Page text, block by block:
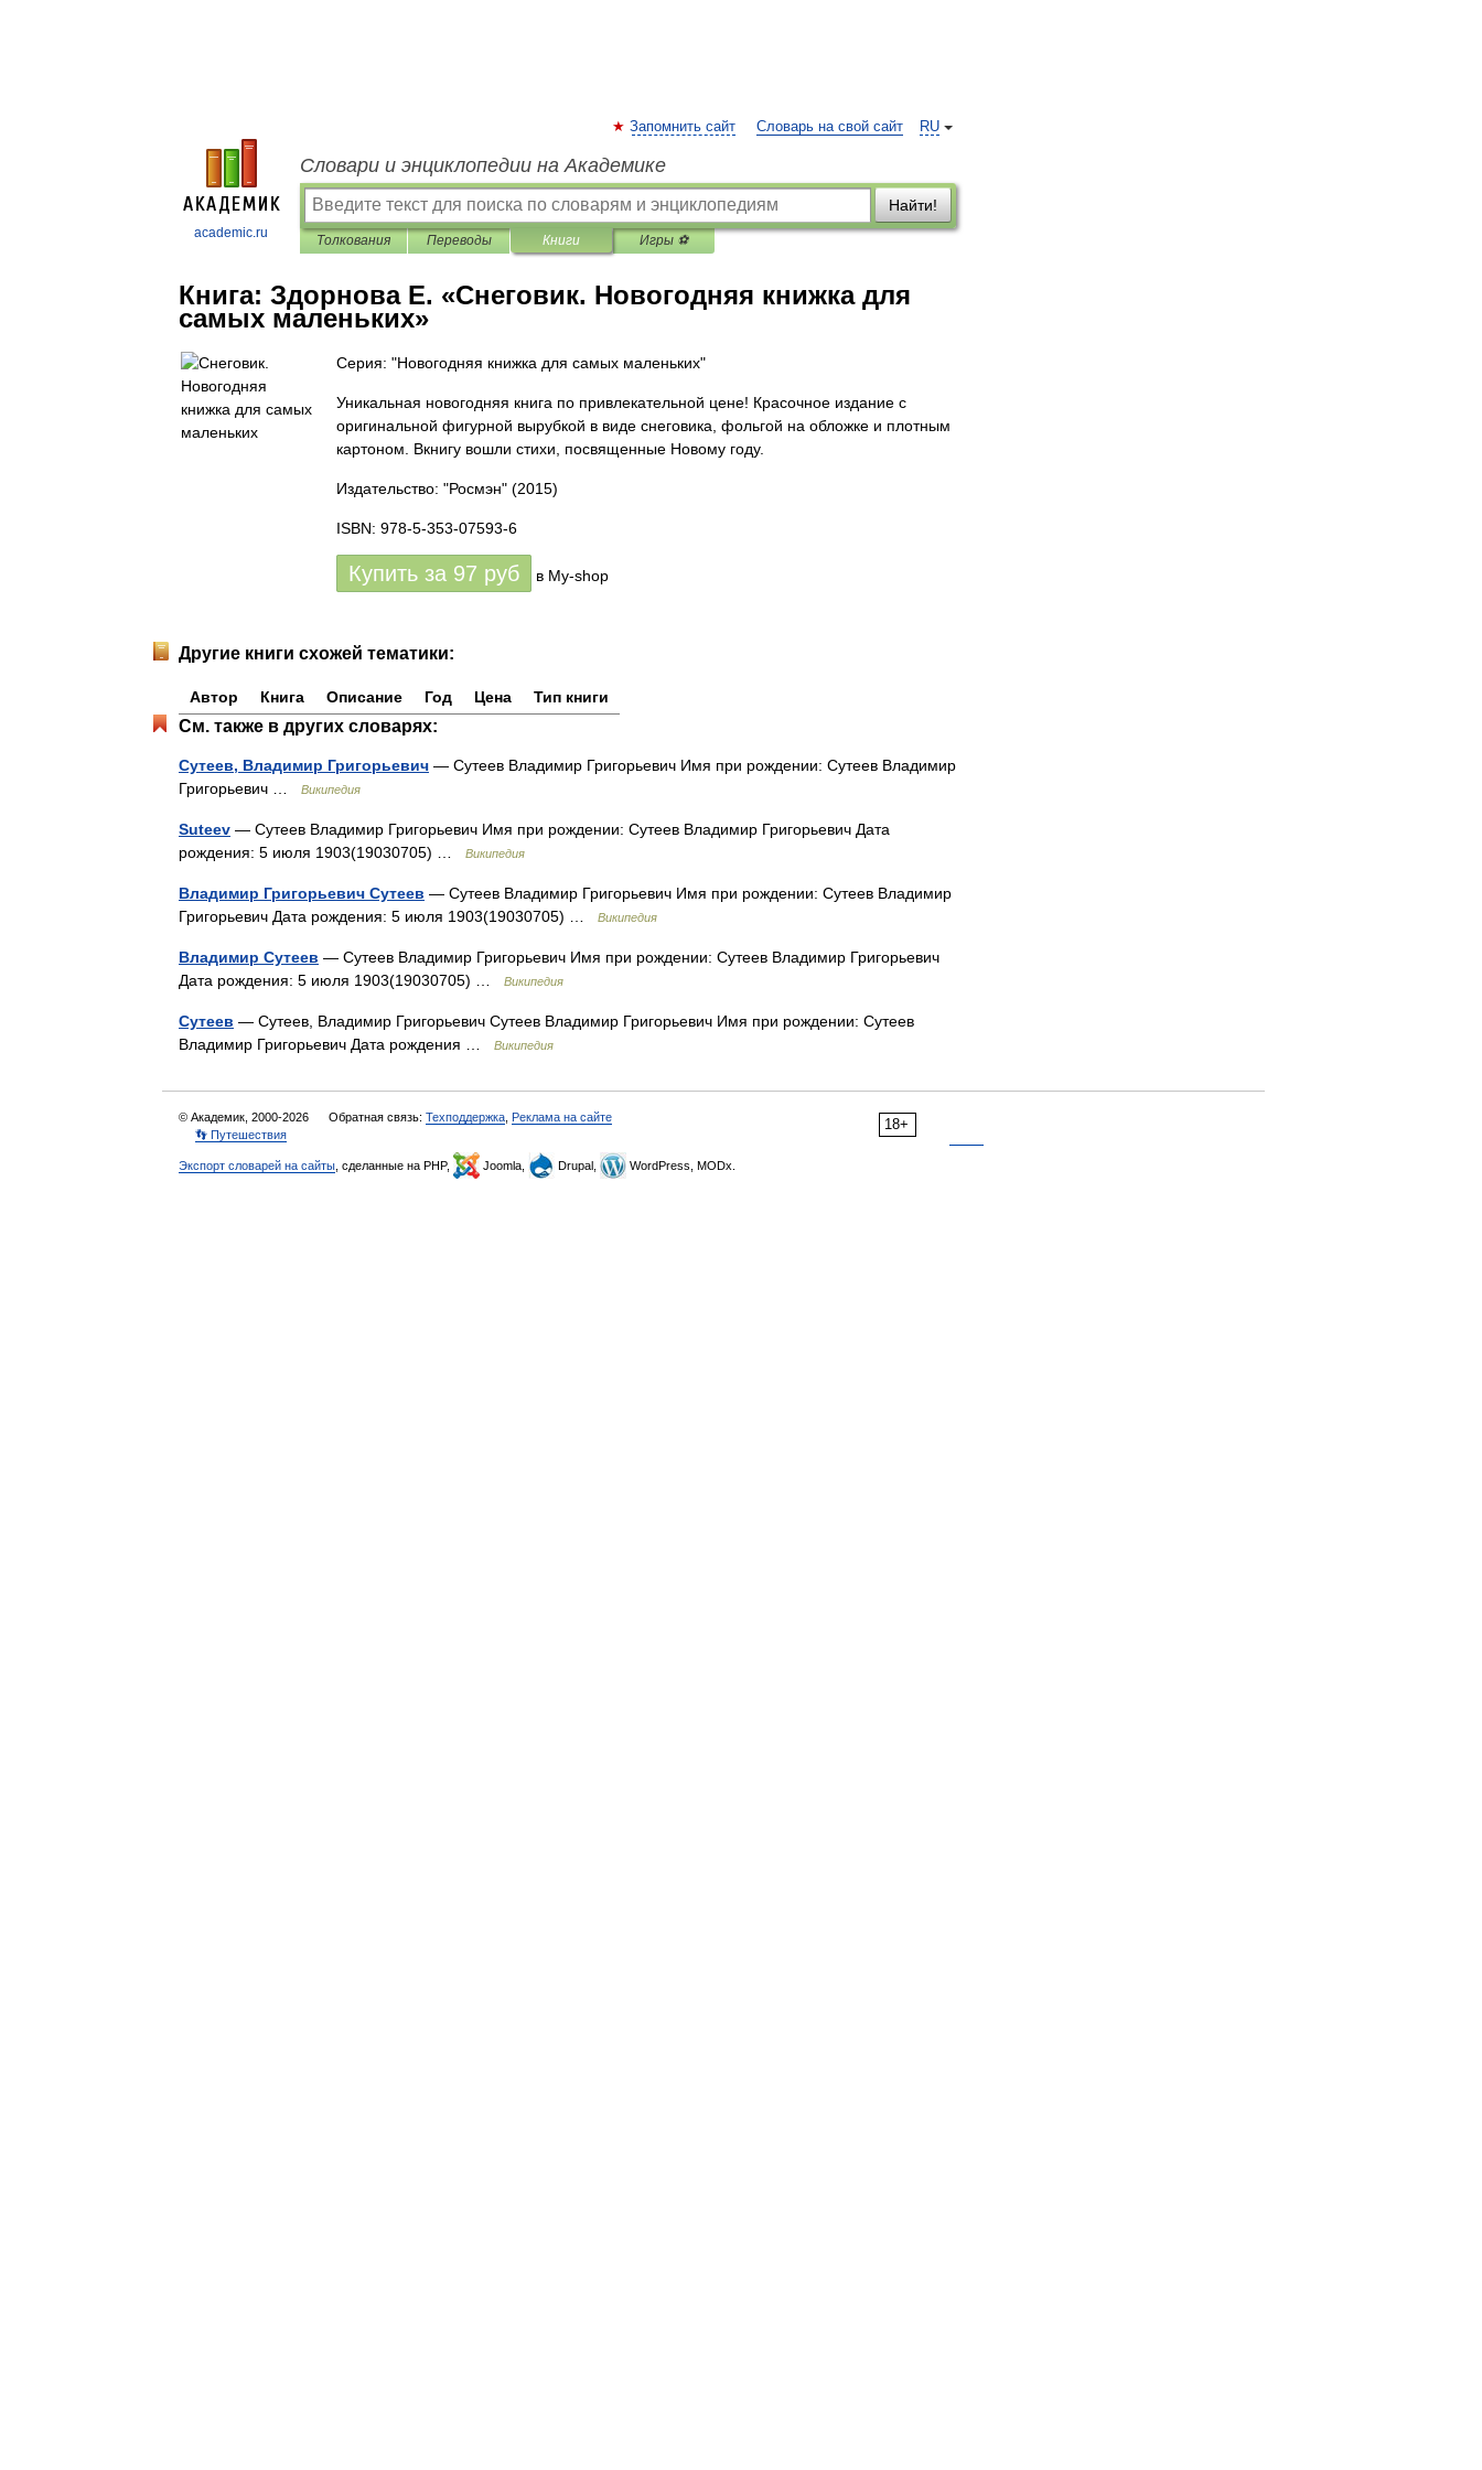
academic.ru
RU
Запомнить сайт Словарь на свой сайт
Словари и энциклопедии на Академике
Найти!
Толкования Переводы Книги Игры ⚽
Книга: Здорнова Е. «Снеговик. Новогодняя книжка для
самых маленьких»
Серия: "Новогодняя книжка для самых маленьких"
Уникальная новогодняя книга по привлекательной цене! Красочное издание с
оригинальной фигурной вырубкой в виде снеговика, фольгой на обложке и плотным
картоном. Вкнигу вошли стихи, посвященные Новому году.
Издательство: "Росмэн" (2015)
ISBN: 978-5-353-07593-6
Купить за 97 руб в My-shop
Другие книги схожей тематики:
Автор Книга Описание Год Цена Тип книги
См. также в других словарях:
Сутеев, Владимир Григорьевич — Сутеев Владимир Григорьевич Имя при рождении: Сутеев Владимир
Григорьевич …
Википедия
Suteev — Сутеев Владимир Григорьевич Имя при рождении: Сутеев Владимир Григорьевич Дата
рождения: 5 июля 1903(19030705) …
Википедия
Владимир Григорьевич Сутеев — Сутеев Владимир Григорьевич Имя при рождении: Сутеев Владимир
Григорьевич Дата рождения: 5 июля 1903(19030705) …
Википедия
Владимир Сутеев — Сутеев Владимир Григорьевич Имя при рождении: Сутеев Владимир Григорьевич
Дата рождения: 5 июля 1903(19030705) …
Википедия
Сутеев — Сутеев, Владимир Григорьевич Сутеев Владимир Григорьевич Имя при рождении: Сутеев
Владимир Григорьевич Дата рождения …
Википедия
18+
© Академик, 2000-2026 Обратная связь: Техподдержка Реклама на сайте
👣 Путешествия
Экспорт словарей на сайты , сделанные на PHP, Joomla, Drupal, WordPress, MODx.